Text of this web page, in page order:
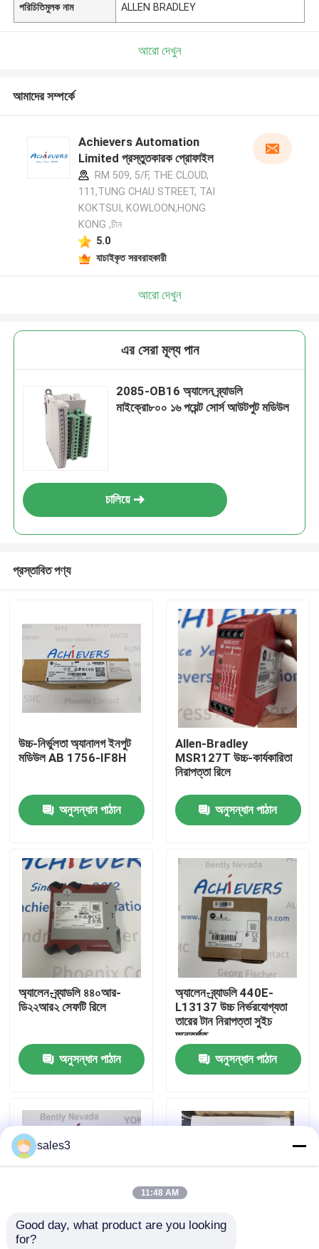
পণ্য
আমাদের সম্বন্ধে
কারখানা পরিদর্শন
আমাদের সাথে যোগাযোগ
News
ALLEN BRADLEY পিএলসি পণ্য
PEPPERL FUCHS বিচ্ছিন্ন বাধা
পরিচিতিমুলক নাম ALLEN BRADLEY
আরো দেখুন
আমাদের সম্পর্কে
Achievers Automation
Limited প্রস্তুতকারক প্রোফাইল
RM 509, 5/F, THE CLOUD,
111,TUNG CHAU STREET, TAI
KOKTSUI, KOWLOON,HONG
KONG ,চীন
5.0
যাচাইকৃত সরবরাহকারী
আরো দেখুন
এর সেরা মূল্য পান
2085-OB16 অ্যালেন ব্র্যাডলি
মাইক্রো৮০০ ১৬ পয়েন্ট সোর্স আউটপুট মডিউল
চালিয়ে
প্রস্তাবিত পণ্য
উচ্চ-নির্ভুলতা অ্যানালগ ইনপুট
মডিউল AB 1756-IF8H
অনুসন্ধান পাঠান
Allen-Bradley
MSR127T উচ্চ-কার্যকারিতা
নিরাপত্তা রিলে
অনুসন্ধান পাঠান
অ্যালেন-ব্র্যাডলি ৪৪০আর-
ডি২২আর২ সেফটি রিলে
অনুসন্ধান পাঠান
অ্যালেন-ব্র্যাডলি 440E-
L13137 উচ্চ নির্ভরযোগ্যতা
তারের টান নিরাপত্তা সুইচ
অন্তর্গত
অনুসন্ধান পাঠান
অ্যালেন-ব্র্যাডলি ৫০৬৯-
sales3
11:48 AM
Good day, what product are you looking
for?